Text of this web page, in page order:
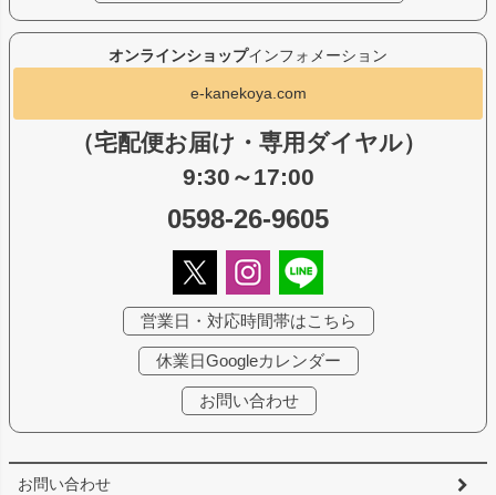
お問い合わせ
オンラインショップインフォメーション
e-kanekoya.com
（宅配便お届け・専用ダイヤル）
9:30～17:00
0598-26-9605
営業日・対応時間帯はこちら
休業日Googleカレンダー
お問い合わせ